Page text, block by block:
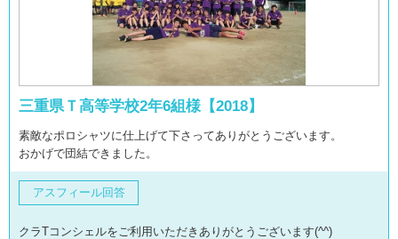
三重県Ｔ高等学校2年6組様【2018】
素敵なポロシャツに仕上げて下さってありがとうございます。
おかげで団結できました。
アスフィール回答
クラTコンシェルをご利用いただきありがとうございます(^^)